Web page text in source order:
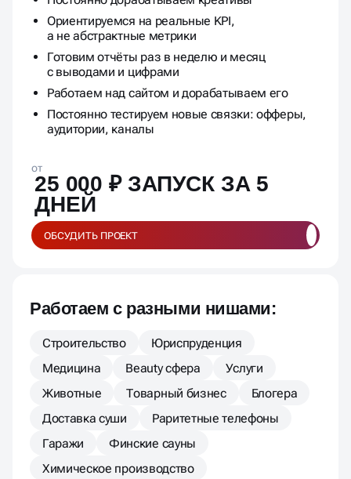
Ориентируемся на реальные KPI,
а не абстрактные метрики
Готовим отчёты раз в неделю и месяц
с выводами и цифрами
Работаем над сайтом и дорабатываем его
Постоянно тестируем новые связки: офферы,
аудитории, каналы
от
25 000 ₽ ЗАПУСК ЗА 5
ДНЕЙ
ОБСУДИТЬ ПРОЕКТ
Работаем с разными нишами:
Строительство
Юриспруденция
Медицина
Beauty сфера
Услуги
Животные
Товарный бизнес
Блогера
Доставка суши
Раритетные телефоны
Гаражи
Финские сауны
Химическое производство